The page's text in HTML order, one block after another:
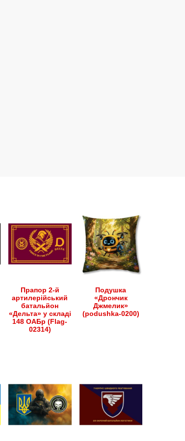
Прапор 2-й
артилерійський
батальйон
«Дельта» у складі
148 ОАБр (Flag-
02314)
Подушка
«Дрончик
Джмелик»
(podushka-0200)